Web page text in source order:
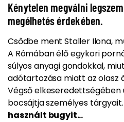
Kénytelen megválni
megélhetés érdekében.
Csődbe ment Staller Ilona,
A Rómában élő egykori
súlyos anyagi gondokkal,
adótartozása miatt az olasz
Végső
bocsájtja személyes tárgyait.
használt bugyit...